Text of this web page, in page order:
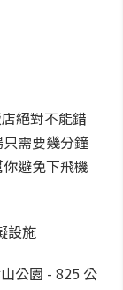
絕對不能錯
需要幾分鐘
避免下飛機
設施
公園 - 825 公